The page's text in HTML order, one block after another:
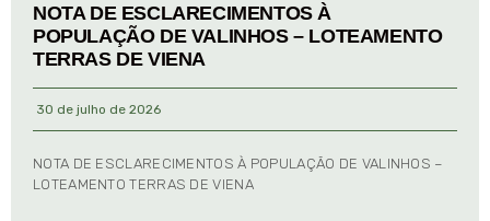
NOTA DE ESCLARECIMENTOS À
POPULAÇÃO DE VALINHOS – LOTEAMENTO
TERRAS DE VIENA
30 de julho de 2026
NOTA DE ESCLARECIMENTOS À POPULAÇÃO DE VALINHOS –
LOTEAMENTO TERRAS DE VIENA